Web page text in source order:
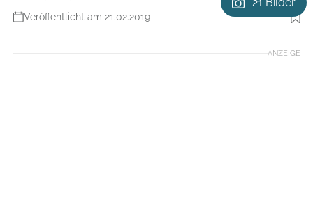
Veröffentlicht am 21.02.2019
Foto: Det Göckeritz
ANZEIGE